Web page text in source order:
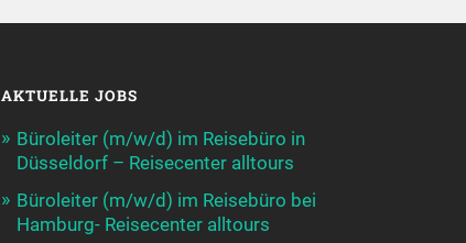
AKTUELLE JOBS
Büroleiter (m/w/d) im Reisebüro in
Düsseldorf – Reisecenter alltours
Büroleiter (m/w/d) im Reisebüro bei
Hamburg- Reisecenter alltours